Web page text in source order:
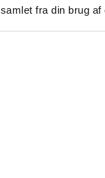
fra din brug af
passar alla typer av